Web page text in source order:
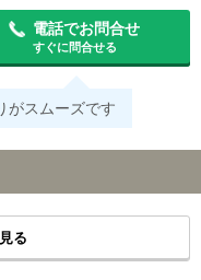
電話でお問合せ
すぐに問合せる
がスムーズです
る